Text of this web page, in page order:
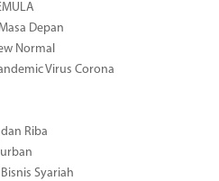
Depan
Normal
Virus Corona
Riba
Syariah